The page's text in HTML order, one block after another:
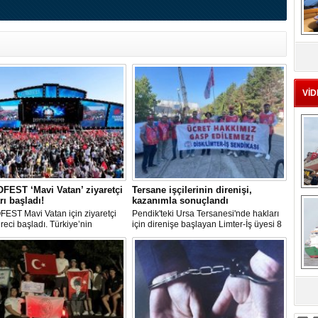
‘Mavi Vatan’ ziyaretçi
başladı!
Mavi Vatan için ziyaretçi
başladı. Türkiye’nin
ve savunma teknolojilerine
etkinliği, 20-23 Ağustos
Gölcük Tersanesi
gerçekleştirilecek.
Tersane işçilerinin direnişi,
kazanımla sonuçlandı
Pendik'teki Ursa Tersanesi'nde hakları
için direnişe başlayan Limter-İş üyesi 8
işçinin mücadelesi sonuç verdi. İşveren,
arabulucu görüşmesinde tüm
alacakların ödenmesini kabul etti.
Sendika, sözlerin tutulmaması halinde
direnişin süreceğini açıkladı